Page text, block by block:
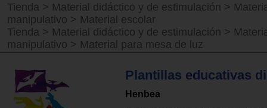
Tienda > Material didáctico y de estimulación >
manipulativo > Material escolar
Tienda > Material didáctico y de estimulación >
manipulativo > Material para mesa de luz
Plantillas educativas
Henbea